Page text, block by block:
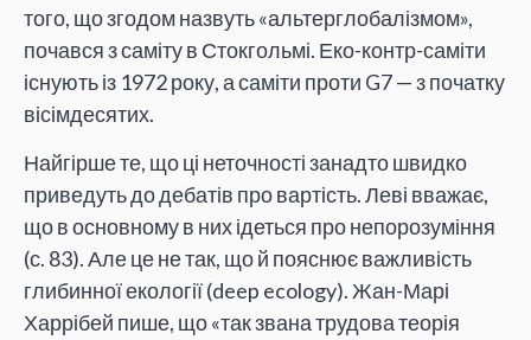
того, що згодом назвуть «альтерглобалізмом»,
почався з саміту в Стокгольмі. Еко-контр-саміти
існують із 1972 року, а саміти проти G7 — з початку
вісімдесятих.
Найгірше те, що ці неточності занадто швидко
приведуть до дебатів про вартість. Леві вважає,
що в основному в них ідеться про непорозуміння
(с. 83). Але це не так, що й пояснює важливість
глибинної екології (deep ecology). Жан-Марі
Харрібей пише, що «так звана трудова теорія